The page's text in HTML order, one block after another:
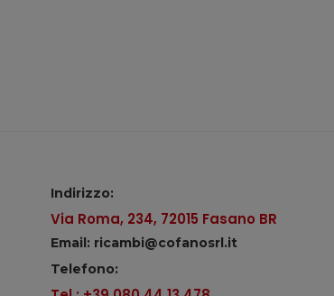
Indirizzo:
Via Roma, 234, 72015 Fasano BR
Email: ricambi@cofanosrl.it
Telefono: